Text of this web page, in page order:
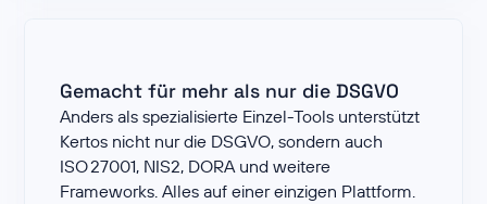
Gemacht für mehr als nur die DSGVO
Anders als spezialisierte Einzel-Tools unterstützt
Kertos nicht nur die DSGVO, sondern auch
ISO 27001, NIS2, DORA und weitere
Frameworks. Alles auf einer einzigen Plattform.